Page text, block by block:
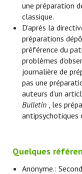
une préparation
classique.
D’après la
préparations
préférence du
problèmes
journalière de
pas une
auteurs d’un
Bulletin , les
antipsychotiques
Quelques
Anonyme.: